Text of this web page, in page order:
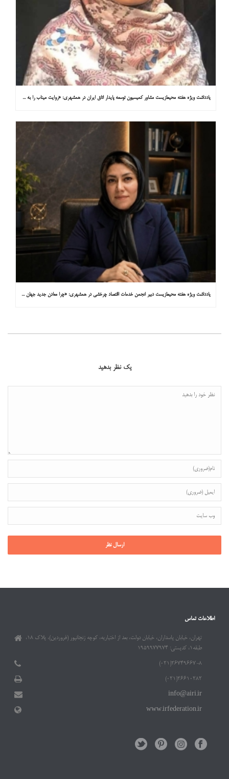
یادداشت ویژه هفته محیط‌زیست مشاور کمیسیون توسعه پایدار اتاق ایران در همشهری: «روایت میناب را به کاپ ۳۱ ببریم»
یادداشت ویژه هفته محیط‌زیست دبیر انجمن خدمات اقتصاد چرخشی در همشهری: «چرا معادن جدید جهان زیر زمین نیستند؟»
یک نظر بدهید
اطلاعات تماس
تهران، خیابان پاسداران، خیابان دولت، بعد از اختیاریه، کوچه زنجانپور (فروردین)، پلاک ۱۸،
طبقه۱، کدپستی: ۱۹۵۹۹۷۷۹۷۴
۲۶۷۴۹۶۶۷-۸(۰۲۱)
۲۶۶۱۰۲۸۲(۰۲۱)
info@airi.ir
www.irfederation.ir